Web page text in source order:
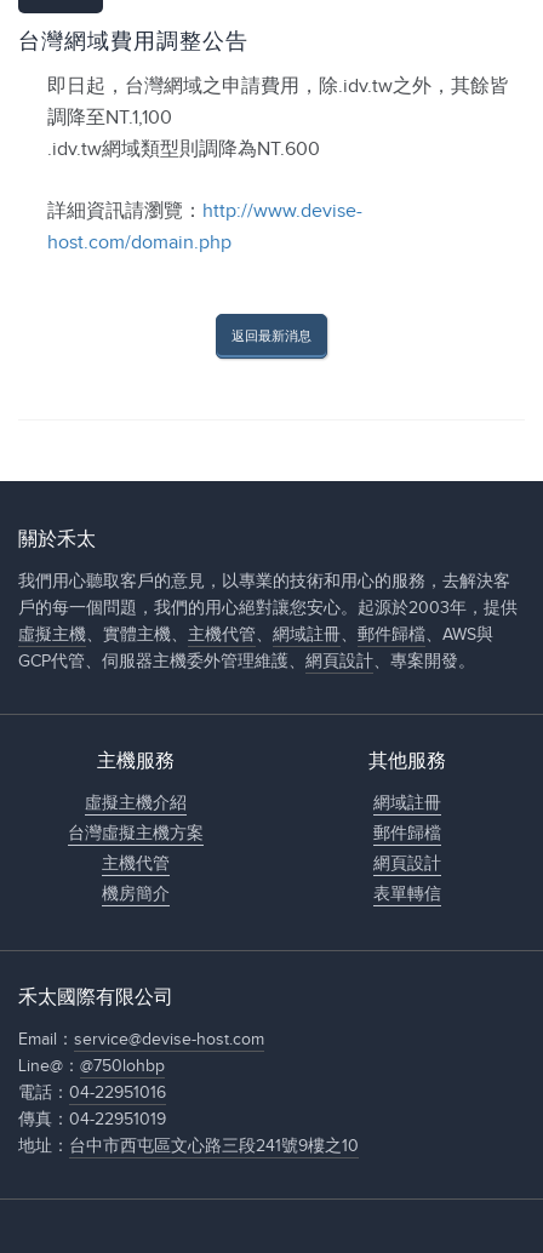
台灣網域費用調整公告
即日起，台灣網域之申請費用，除.idv.tw之外，其餘皆
調降至NT.1,100
.idv.tw網域類型則調降為NT.600
詳細資訊請瀏覽： http://www.devise-
host.com/domain.php
返回最新消息
關於禾太
我們用心聽取客戶的意見，以專業的技術和用心的服務，去解決客
戶的每一個問題，我們的用心絕對讓您安心。起源於2003年，提供
虛擬主機、實體主機、 主機代管、 網域註冊、 郵件歸檔、AWS與
GCP代管、伺服器主機委外管理維護、 網頁設計、專案開發。
主機服務
虛擬主機介紹
台灣虛擬主機方案
主機代管
機房簡介
其他服務
網域註冊
郵件歸檔
網頁設計
表單轉信
禾太國際有限公司
Email： service@devise-host.com
Line@： @750lohbp
電話： 04-22951016
傳真：04-22951019
地址： 台中市西屯區文心路三段241號9樓之10